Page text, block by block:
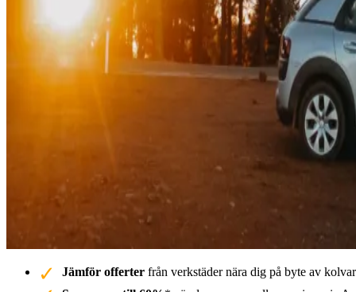
Jämför offerter från verkstäder nära dig på byte av